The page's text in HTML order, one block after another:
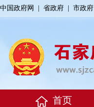
中国政府网 省政府 市政府